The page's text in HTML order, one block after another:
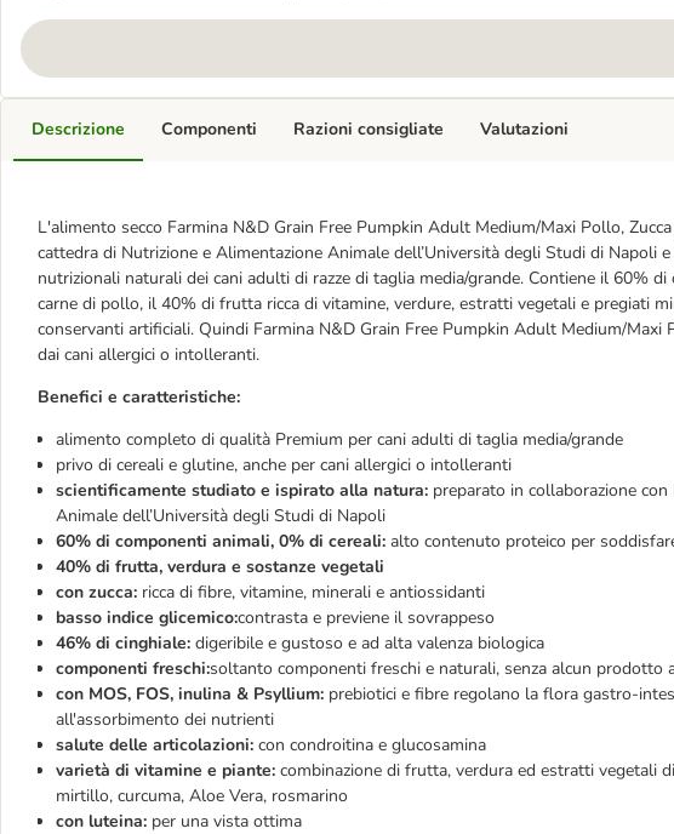
Descrizione
L'alimento secco Farmina N&D Grain Free Pumpkin Adult Medium/Maxi Pollo,
cattedra di Nutrizione e Alimentazione Animale dell’Università degli Studi di Napoli
nutrizionali naturali dei cani adulti di razze di taglia media/grande. Contiene il 60%
carne di pollo, il 40% di frutta ricca di vitamine, verdure, estratti vegetali e pregiati
conservanti artificiali. Quindi Farmina N&D Grain Free Pumpkin Adult Medium/Maxi
dai cani allergici o intolleranti.
Benefici e caratteristiche:
alimento completo di qualità Premium per cani adulti di taglia media/grande
privo di cereali e glutine, anche per cani allergici o intolleranti
scientificamente studiato e ispirato alla natura: preparato in collaborazione
Animale dell’Università degli Studi di Napoli
60% di componenti animali, 0% di cereali: alto contenuto proteico per
40% di frutta, verdura e sostanze vegetali
con zucca: ricca di fibre, vitamine, minerali e antiossidanti
basso indice glicemico:contrasta e previene il sovrappeso
46% di cinghiale: digeribile e gustoso e ad alta valenza biologica
componenti freschi:soltanto componenti freschi e naturali, senza alcun prodotto
con MOS, FOS, inulina & Psyllium: prebiotici e fibre regolano la flora gastro-
all'assorbimento dei nutrienti
salute delle articolazioni: con condroitina e glucosamina
varietà di vitamine e piante: combinazione di frutta, verdura ed estratti vegetali
mirtillo, curcuma, Aloe Vera, rosmarino
con luteina: per una vista ottima
Componenti Razioni consigliate Valutazioni